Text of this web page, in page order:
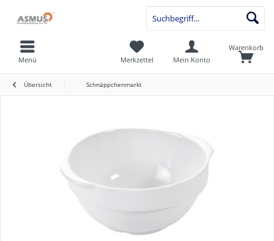
Warenkorb
Merkzettel
Mein Konto
Menü
Übersicht Schnäppchenmarkt